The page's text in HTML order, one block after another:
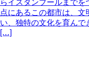
らイスタンブールまで
点にあるこの都市は、
い、独特の文化を育んで
[…]